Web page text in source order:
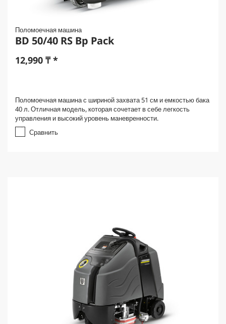
Поломоечная машина
BD 50/40 RS Bp Pack
12,990 ₸*
Поломоечная машина с шириной захвата 51 см и емкостью бака
40 л. Отличная модель, которая сочетает в себе легкость
управления и высокий уровень маневренности.
Сравнить